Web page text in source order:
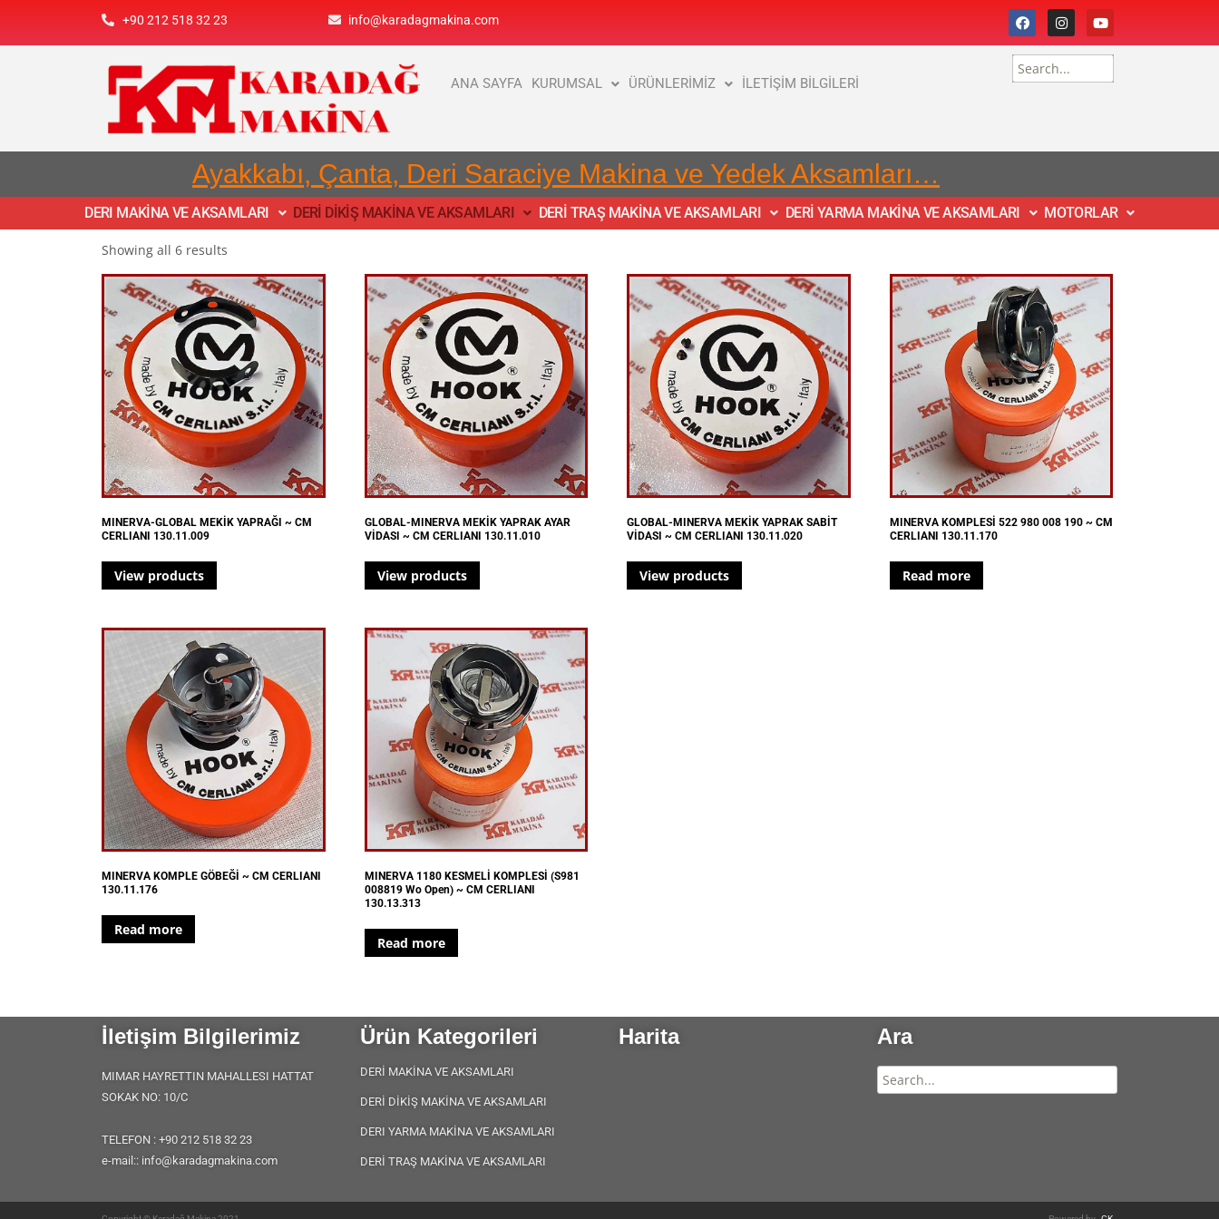
+90 212 518 32 23 info@karadagmakina.com
ANA SAYFA KURUMSAL ÜRÜNLERİMİZ İLETİŞİM BİLGİLERİ
Ayakkabı, Çanta, Deri Saraciye Makina ve Yedek Aksamları…
DERI MAKİNA VE AKSAMLARI DERİ DİKİŞ MAKİNA VE AKSAMLARI DERİ TRAŞ MAKİNA VE AKSAMLARI DERİ YARMA MAKİNA VE AKSAMLARI MOTORLAR
Showing all 6 results
MINERVA-GLOBAL MEKİK YAPRAĞI ~ CM
CERLIANI 130.11.009
View products
GLOBAL-MINERVA MEKİK YAPRAK AYAR
VİDASI ~ CM CERLIANI 130.11.010
View products
GLOBAL-MINERVA MEKİK YAPRAK SABİT
VİDASI ~ CM CERLIANI 130.11.020
View products
MINERVA KOMPLESİ 522 980 008 190 ~ CM
CERLIANI 130.11.170
Read more
MINERVA KOMPLE GÖBEĞİ ~ CM CERLIANI
130.11.176
Read more
MINERVA 1180 KESMELİ KOMPLESİ (S981
008819 Wo Open) ~ CM CERLIANI
130.13.313
Read more
İletişim Bilgilerimiz
MIMAR HAYRETTIN MAHALLESI HATTAT
SOKAK NO: 10/C
TELEFON : +90 212 518 32 23
e-mail:: info@karadagmakina.com
Ürün Kategorileri
DERİ MAKİNA VE AKSAMLARI
DERİ DİKİŞ MAKİNA VE AKSAMLARI
DERI YARMA MAKİNA VE AKSAMLARI
DERİ TRAŞ MAKİNA VE AKSAMLARI
Harita Ara